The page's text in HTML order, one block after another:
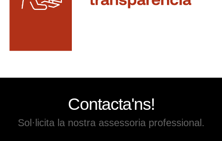
Contacta'ns!
Sol·licita la nostra assessoria professional.